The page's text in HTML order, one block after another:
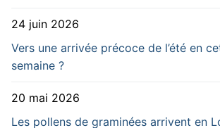
24 juin 2026
Vers une arrivée précoce de l’été en
semaine ?
20 mai 2026
Les pollens de graminées arrivent en